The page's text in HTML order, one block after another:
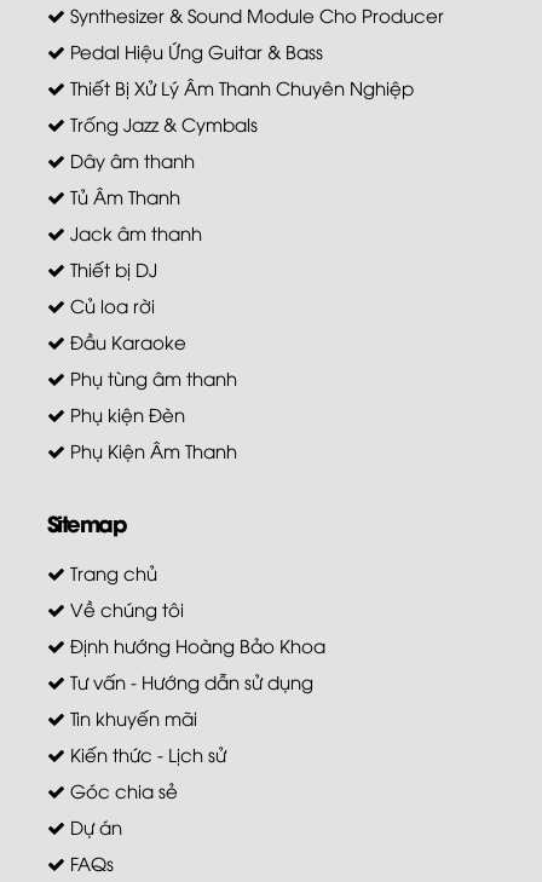
Synthesizer & Sound Module Cho Producer
Pedal Hiệu Ứng Guitar & Bass
Thiết Bị Xử Lý Âm Thanh Chuyên Nghiệp
Trống Jazz & Cymbals
Dây âm thanh
Tủ Âm Thanh
Jack âm thanh
Thiết bị DJ
Củ loa rời
Đầu Karaoke
Phụ tùng âm thanh
Phụ kiện Đèn
Phụ Kiện Âm Thanh
Sitemap
Trang chủ
Về chúng tôi
Định hướng Hoàng Bảo Khoa
Tư vấn - Hướng dẫn sử dụng
Tin khuyến mãi
Kiến thức - Lịch sử
Góc chia sẻ
Dự án
FAQs